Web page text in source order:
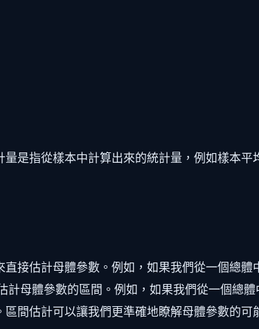
是指從樣本中計算出來的統計量，例如樣本平
接估計母體參數。例如，如果我們從一個總體
母體參數的區間。例如，如果我們從一個總
間估計可以讓我們更準確地瞭解母體參數的可